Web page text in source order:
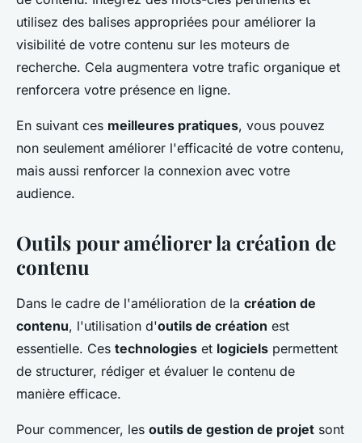
utilisez des balises appropriées pour améliorer la
visibilité de votre contenu sur les moteurs de
recherche. Cela augmentera votre trafic organique et
renforcera votre présence en ligne.
En suivant ces meilleures pratiques, vous pouvez
non seulement améliorer l'efficacité de votre contenu,
mais aussi renforcer la connexion avec votre
audience.
Outils pour améliorer la création de
contenu
Dans le cadre de l'amélioration de la création de
contenu, l'utilisation d'outils de création est
essentielle. Ces technologies et logiciels permettent
de structurer, rédiger et évaluer le contenu de
manière efficace.
Pour commencer, les outils de gestion de projet sont